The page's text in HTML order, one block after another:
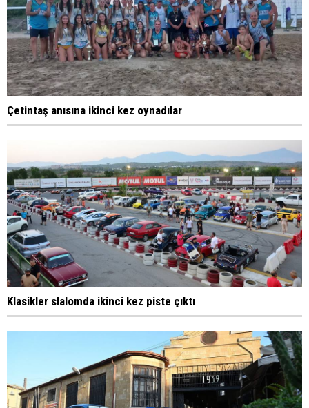
Çetintaş anısına ikinci kez oynadılar
Klasikler slalomda ikinci kez piste çıktı